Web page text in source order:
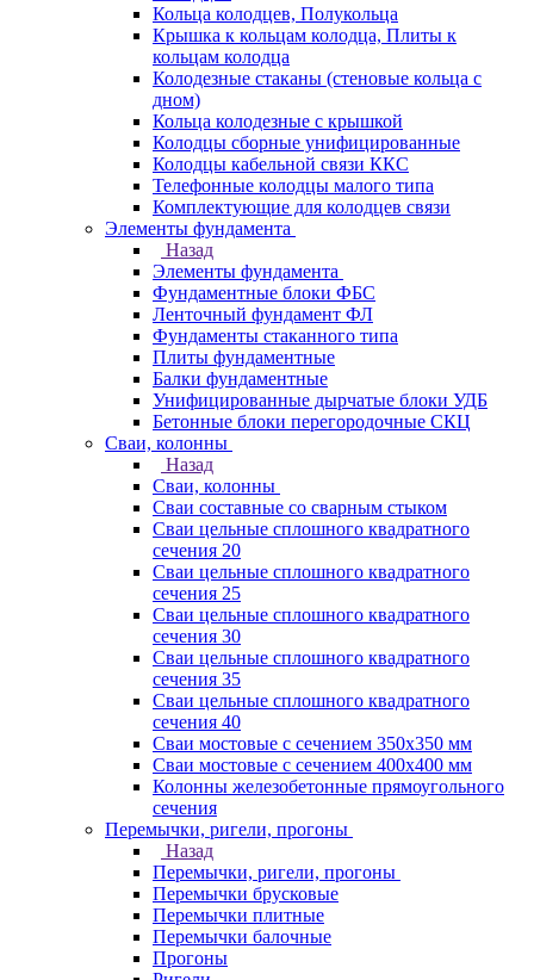
Кольца колодцев, Полукольца
Крышка к кольцам колодца, Плиты к
кольцам колодца
Колодезные стаканы (стеновые кольца с
дном)
Кольца колодезные с крышкой
Колодцы сборные унифицированные
Колодцы кабельной связи ККС
Телефонные колодцы малого типа
Комплектующие для колодцев связи
Элементы фундамента
Назад
Элементы фундамента
Фундаментные блоки ФБС
Ленточный фундамент ФЛ
Фундаменты стаканного типа
Плиты фундаментные
Балки фундаментные
Унифицированные дырчатые блоки УДБ
Бетонные блоки перегородочные СКЦ
Сваи, колонны
Назад
Сваи, колонны
Сваи составные со сварным стыком
Сваи цельные сплошного квадратного
сечения 20
Сваи цельные сплошного квадратного
сечения 25
Сваи цельные сплошного квадратного
сечения 30
Сваи цельные сплошного квадратного
сечения 35
Сваи цельные сплошного квадратного
сечения 40
Сваи мостовые с сечением 350х350 мм
Сваи мостовые с сечением 400х400 мм
Колонны железобетонные прямоугольного
сечения
Перемычки, ригели, прогоны
Назад
Перемычки, ригели, прогоны
Перемычки брусковые
Перемычки плитные
Перемычки балочные
Прогоны